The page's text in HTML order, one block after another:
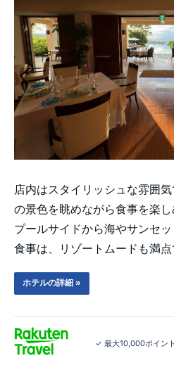
店内はスタイリッシュな雰囲
の景色を眺めながら食事を楽
プールサイドから海やサンセ
食事は、リゾートムードも満点
ホテルの詳細 »
✓ 最大10,000ポイン